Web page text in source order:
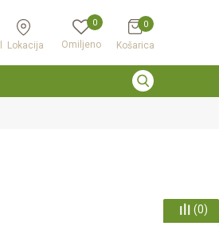
Lokacija Omiljeno
0
Košarica
0
(0)